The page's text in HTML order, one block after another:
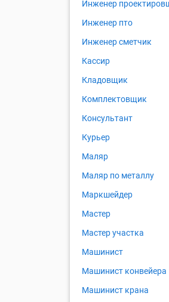
Инженер
Инженер пто
Инженер сметчик
Кассир
Кладовщик
Комплектовщик
Консультант
Курьер
Маляр
Маляр по металлу
Маркшейдер
Мастер
Мастер участка
Машинист
Машинист конвейера
Машинист крана